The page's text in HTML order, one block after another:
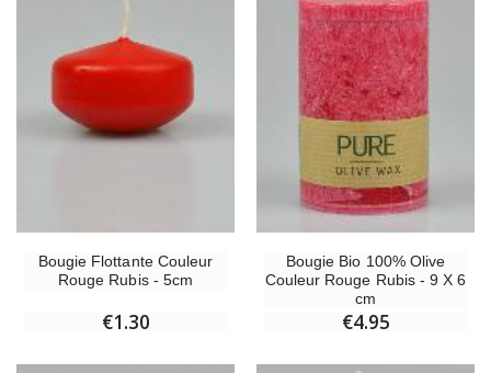
Bougie Flottante Couleur
Rouge Rubis - 5cm
€1.30
Bougie Bio 100% Olive
Couleur Rouge Rubis - 9 X 6
cm
€4.95